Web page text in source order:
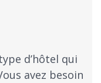
d’hôtel qui
avez besoin